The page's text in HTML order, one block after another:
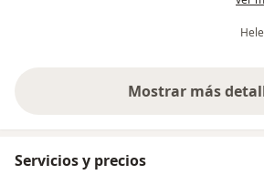
Mostrar mássobre la
Servicios y precios